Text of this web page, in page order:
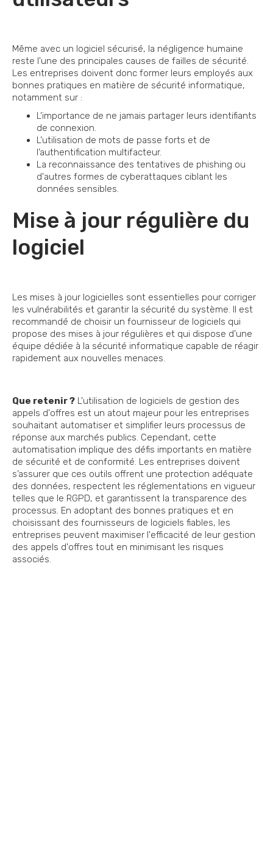
Même avec un logiciel sécurisé, la négligence humaine
reste l'une des principales causes de failles de sécurité.
Les entreprises doivent donc former leurs employés aux
bonnes pratiques en matière de sécurité informatique,
notamment sur :
L’importance de ne jamais partager leurs identifiants
de connexion.
L’utilisation de mots de passe forts et de
l’authentification multifacteur.
La reconnaissance des tentatives de phishing ou
d'autres formes de cyberattaques ciblant les
données sensibles.
Mise à jour régulière du
logiciel
Les mises à jour logicielles sont essentielles pour corriger
les vulnérabilités et garantir la sécurité du système. Il est
recommandé de choisir un fournisseur de logiciels qui
propose des mises à jour régulières et qui dispose d’une
équipe dédiée à la sécurité informatique capable de réagir
rapidement aux nouvelles menaces.
Que retenir ? L'utilisation de logiciels de gestion des
appels d'offres est un atout majeur pour les entreprises
souhaitant automatiser et simplifier leurs processus de
réponse aux marchés publics. Cependant, cette
automatisation implique des défis importants en matière
de sécurité et de conformité. Les entreprises doivent
s’assurer que ces outils offrent une protection adéquate
des données, respectent les réglementations en vigueur
telles que le RGPD, et garantissent la transparence des
processus. En adoptant des bonnes pratiques et en
choisissant des fournisseurs de logiciels fiables, les
entreprises peuvent maximiser l'efficacité de leur gestion
des appels d'offres tout en minimisant les risques
associés.